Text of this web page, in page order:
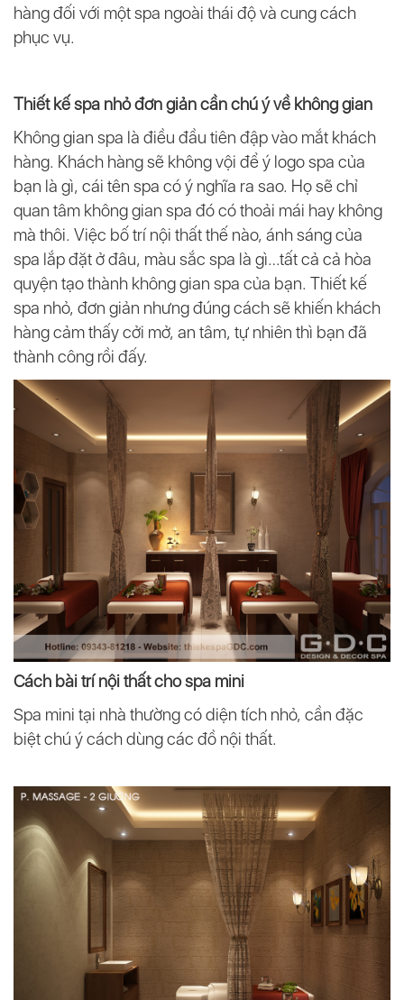
hàng đối với một spa ngoài thái độ và cung cách
phục vụ.
Thiết kế spa nhỏ đơn giản cần chú ý về không gian
Không gian spa là điều đầu tiên đập vào mắt khách
hàng. Khách hàng sẽ không vội để ý logo spa của
bạn là gì, cái tên spa có ý nghĩa ra sao. Họ sẽ chỉ
quan tâm không gian spa đó có thoải mái hay không
mà thôi. Việc bố trí nội thất thế nào, ánh sáng của
spa lắp đặt ở đâu, màu sắc spa là gì…tất cả cả hòa
quyện tạo thành không gian spa của bạn. Thiết kế
spa nhỏ, đơn giản nhưng đúng cách sẽ khiến khách
hàng cảm thấy cởi mở, an tâm, tự nhiên thì bạn đã
thành công rồi đấy.
Cách bài trí nội thất cho spa mini
Spa mini tại nhà thường có diện tích nhỏ, cần đặc
biệt chú ý cách dùng các đồ nội thất.